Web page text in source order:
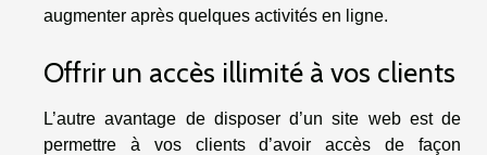
augmenter après quelques activités en ligne.
Offrir un accès illimité à vos clients
L’autre avantage de disposer d’un site web est de
permettre à vos clients d’avoir accès de façon